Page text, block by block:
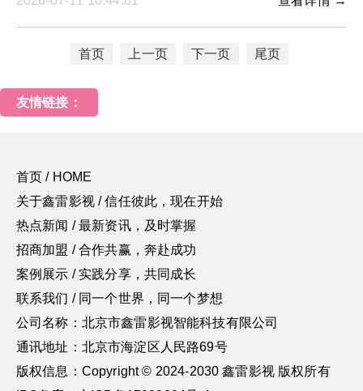
首页 上一页 下一页 尾页
友情链接：
首页 / HOME
关于鑫雷影视 / 信任彼此，现在开始
热点新闻 / 最新资讯，及时掌握
招商加盟 / 合作共赢，奔赴成功
案例展示 / 实践分享，共同成长
联系我们 / 同一个世界，同一个梦想
公司名称：北京市鑫雷影视智能科技有限公司
通讯地址：北京市海淀区人民路69号
版权信息：Copyright © 2024-2030 鑫雷影视 版权所有